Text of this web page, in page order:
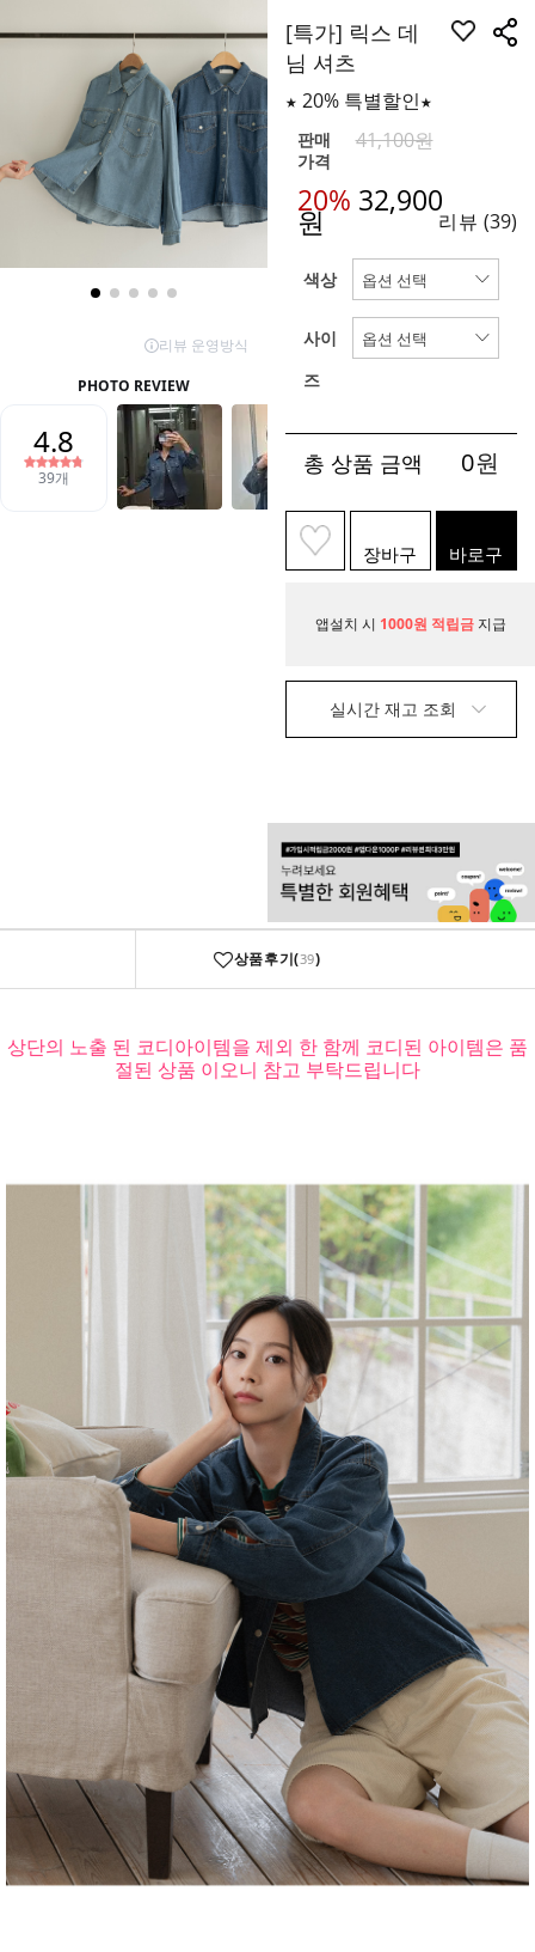
[특가] 릭스 데
님 셔츠
★ 20% 특별할인★
판매
가격
41,100원
20% 32,900
원 리뷰 (39)
색상
사이
즈
총 상품 금액 0원
장바구
니
바로구
매
앱설치 시 1000원 적립금 지급
실시간 재고 조회
상품후기(39)
상단의 노출 된 코디아이템을 제외 한 함께 코디된 아이템은 품
절된 상품 이오니 참고 부탁드립니다